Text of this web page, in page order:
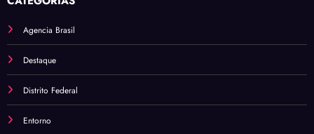
Agencia Brasil
Destaque
Distrito Federal
Entorno